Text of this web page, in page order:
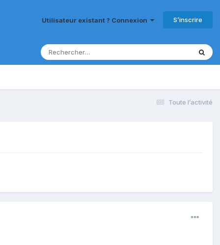
Utilisateur existant ? Connexion S’inscrire
Toute l’activité